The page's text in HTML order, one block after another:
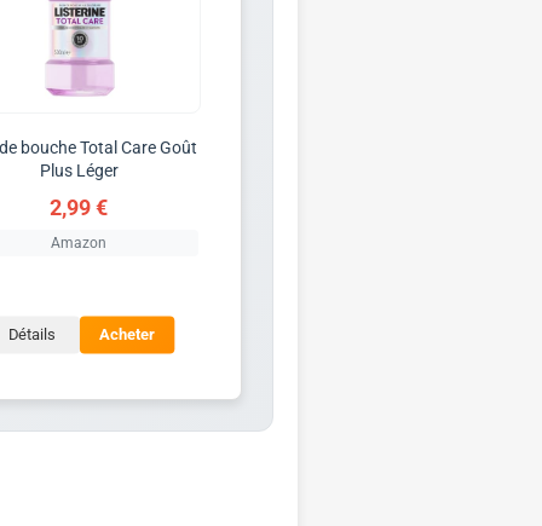
bouche Total Care Goût
Plus Léger
2,99 €
Amazon
Détails Acheter